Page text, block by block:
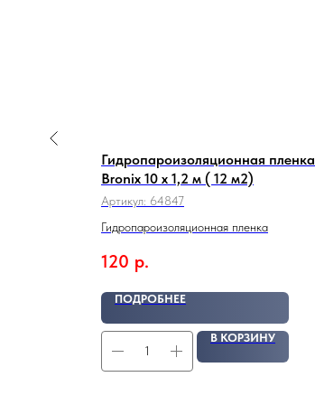
Гидропароизоляционная пленка
Bronix 10 х 1,2 м ( 12 м2)
Артикул: 64847
Гидропароизоляционная пленка
120 р.
ПОДРОБНЕЕ
В КОРЗИНУ